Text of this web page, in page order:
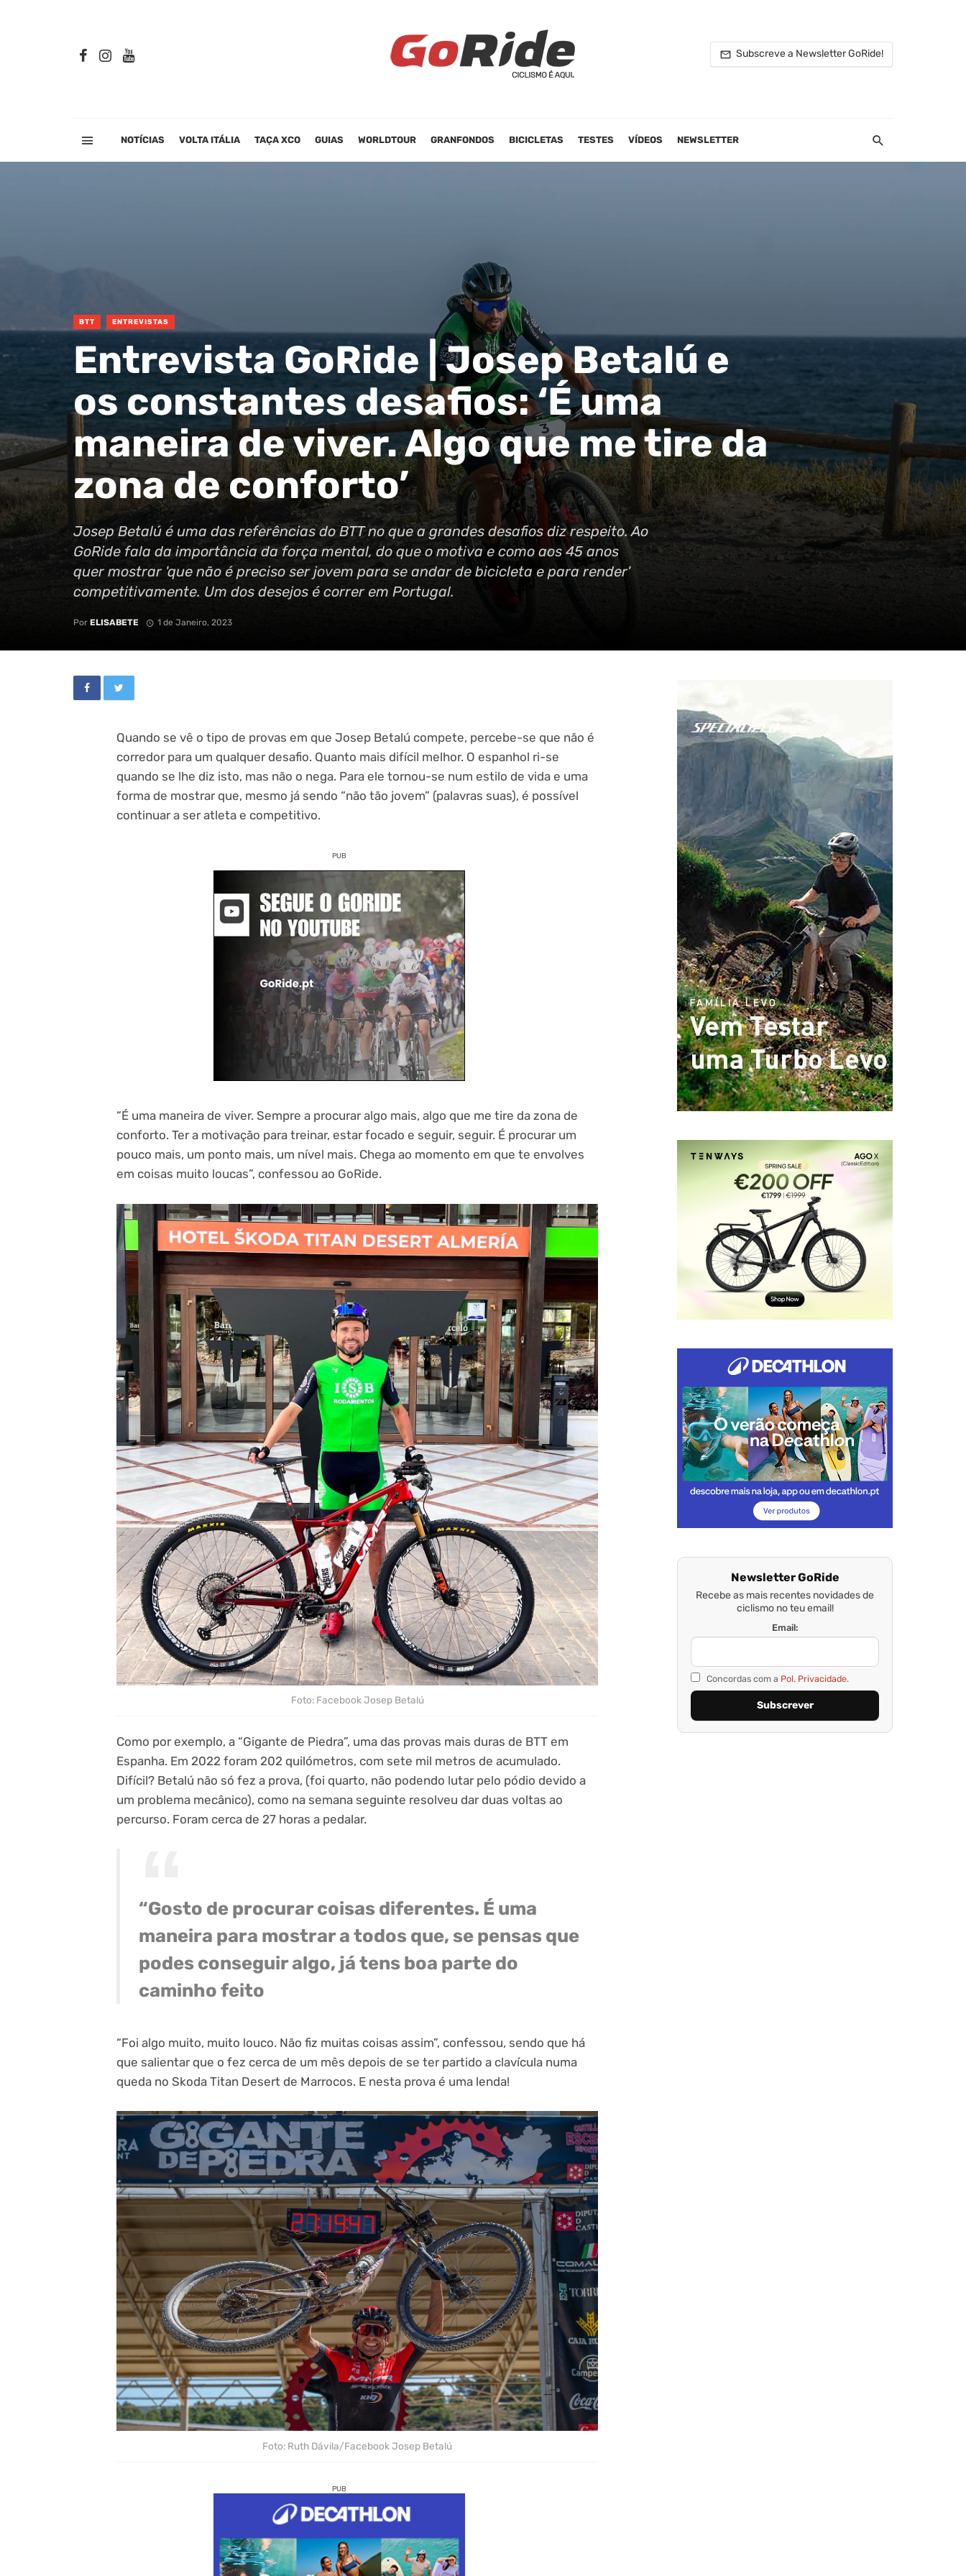
Subscreve a Newsletter GoRide!
NOTÍCIAS VOLTA ITÁLIA TAÇA XCO GUIAS WORLDTOUR GRANFONDOS BICICLETAS TESTES VÍDEOS NEWSLETTER
BTT ENTREVISTAS
Entrevista GoRide | Josep Betalú e
os constantes desafios: ‘É uma
maneira de viver. Algo que me tire da
zona de conforto’
Josep Betalú é uma das referências do BTT no que a grandes desafios diz respeito. Ao
GoRide fala da importância da força mental, do que o motiva e como aos 45 anos
quer mostrar 'que não é preciso ser jovem para se andar de bicicleta e para render'
competitivamente. Um dos desejos é correr em Portugal.
Por ELISABETE 1 de Janeiro, 2023
Quando se vê o tipo de provas em que Josep Betalú compete, percebe-se que não é
corredor para um qualquer desafio. Quanto mais difícil melhor. O espanhol ri-se
quando se lhe diz isto, mas não o nega. Para ele tornou-se num estilo de vida e uma
forma de mostrar que, mesmo já sendo “não tão jovem” (palavras suas), é possível
continuar a ser atleta e competitivo.
PUB
“É uma maneira de viver. Sempre a procurar algo mais, algo que me tire da zona de
conforto. Ter a motivação para treinar, estar focado e seguir, seguir. É procurar um
pouco mais, um ponto mais, um nível mais. Chega ao momento em que te envolves
em coisas muito loucas”, confessou ao GoRide.
Foto: Facebook Josep Betalú
Como por exemplo, a “Gigante de Piedra”, uma das provas mais duras de BTT em
Espanha. Em 2022 foram 202 quilómetros, com sete mil metros de acumulado.
Difícil? Betalú não só fez a prova, (foi quarto, não podendo lutar pelo pódio devido a
um problema mecânico), como na semana seguinte resolveu dar duas voltas ao
percurso. Foram cerca de 27 horas a pedalar.
“Gosto de procurar coisas diferentes. É uma
maneira para mostrar a todos que, se pensas que
podes conseguir algo, já tens boa parte do
caminho feito
“Foi algo muito, muito louco. Não fiz muitas coisas assim”, confessou, sendo que há
que salientar que o fez cerca de um mês depois de se ter partido a clavícula numa
queda no Skoda Titan Desert de Marrocos. E nesta prova é uma lenda!
Foto: Ruth Dávila/Facebook Josep Betalú
PUB
Newsletter GoRide
Recebe as mais recentes novidades de
ciclismo no teu email!
Email:
Concordas com a Pol. Privacidade.